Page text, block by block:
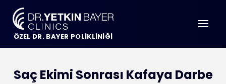
ÖZEL DR. BAYER POLİKLİNİĞİ
Saç Ekimi Sonrası Kafaya Darbe